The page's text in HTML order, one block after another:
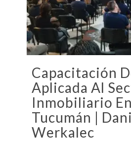
Capacitación
Aplicada Al
Inmobiliario En
Tucumán |
Werkalec